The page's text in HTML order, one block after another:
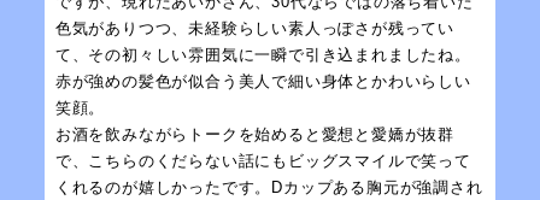
色気がありつつ、未経験らしい素人っぽさが残ってい
て、その初々しい雰囲気に一瞬で引き込まれましたね。
赤が強めの髪色が似合う美人で細い身体とかわいらしい
笑顔。
お酒を飲みながらトークを始めると愛想と愛嬌が抜群
で、こちらのくだらない話にもビッグスマイルで笑って
くれるのが嬉しかったです。Dカップある胸元が強調され